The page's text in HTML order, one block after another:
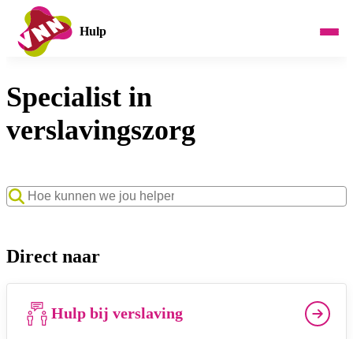
Hulp
Specialist in
verslavingszorg
Zoekwoord
Direct naar
Hulp bij verslaving